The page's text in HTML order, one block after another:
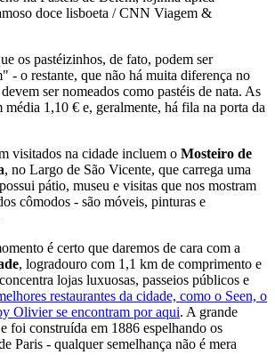
doce lisboeta / CNN Viagem &
os pastéizinhos, de fato, podem ser
- o restante, que não há muita diferença no
ser nomeados como pastéis de nata. As
média 1,10 € e, geralmente, há fila na porta da
visitados na cidade incluem o Mosteiro de
, no Largo de São Vicente, que carrega uma
pátio, museu e visitas que nos mostram
cômodos - são móveis, pinturas e
é certo que daremos de cara com a
, logradouro com 1,1 km de comprimento e
lojas luxuosas, passeios públicos e
restaurantes da cidade, como o Seen, o
Olivier se encontram por aqui. A grande
foi construída em 1886 espelhando os
Paris - qualquer semelhança não é mera